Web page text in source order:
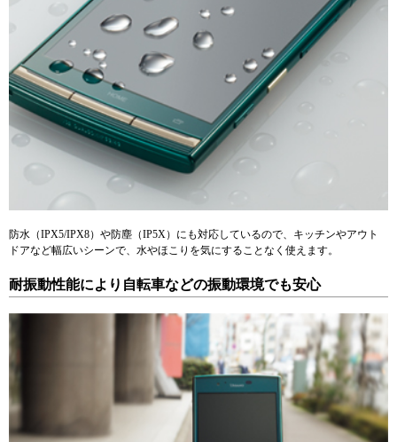
防水（IPX5/IPX8）や防塵（IP5X）にも対応しているので、キッチンやアウト
ドアなど幅広いシーンで、水やほこりを気にすることなく使えます。
耐振動性能により自転車などの振動環境でも安心